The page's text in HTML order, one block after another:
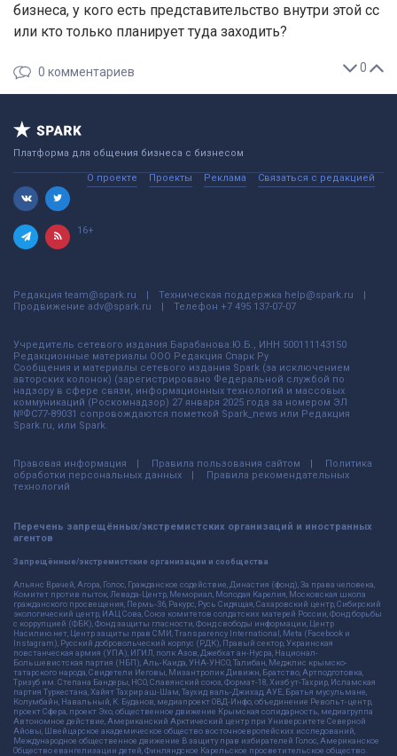
бизнеса, у кого есть представительство внутри этой сс
или кто только планирует туда заходить?
0
0 комментариев
Платформа для общения бизнеса с бизнесом
О проекте Проекты Реклама Связаться с редакцией
16+
Редакция team@spark.ru Техническая поддержка help@spark.ru
Продвижение adv@spark.ru Телефон +7 495 137-07-07
Учредитель сетевого издания Барабанова.Ю.Б., ИНН 500111143150
Редакционные материалы ООО Редакция Спарк Ру
Сообщения и материалы сетевого издания Spark (за исключением
авторских колонок) (зарегистрировано Федеральной службой по
надзору в сфере связи, информационных технологий и массовых
коммуникаций (Роскомнадзор) 27 января 2025 года за номером ЭЛ
№ФС77-89031 сопровождаются пометкой Spark_news или Редакция
Spark.ru, или Spark.
Правовая информация Правила пользования сайтом
Политика
обработки персональных данных
Правила рекомендательных
технологий
Перечень запрещённых/экстремистских организаций и иностранных
агентов
Запрещённые/экстремистские организации и сообщества
Альянс Врачей, Агора, Голос, Гражданское содействие, Династия (фонд), За права человека,
Комитет против пыток, Левада-Центр, Мемориал, Молодая Карелия, Московская школа
гражданского просвещения, Пермь-36, Ракурс, Русь Сидящая, Сахаровский центр, Сибирский
экологический центр, ИАЦ Сова, Союз комитетов солдатских матерей России, Фонд борьбы
с коррупцией (ФБК), Фонд защиты гласности, Фонд свободы информации, Центр
Насилию.нет, Центр защиты прав СМИ, Transparency International, Meta (Facebook и
Instagram), Русский добровольческий корпус (РДК), Правый сектор, Украинская
повстанческая армия (УПА), ИГИЛ, полк Азов, Джебхат ан-Нусра, Национал-
Большевистская партия (НБП), Аль-Каида, УНА-УНСО, Талибан, Меджлис крымско-
татарского народа, Свидетели Иеговы, Мизантропик Дивижн, Братство, Артподготовка,
Тризуб им. Степана Бандеры, НСО, Славянский союз, Формат-18, Хизб ут-Тахрир, Исламская
партия Туркестана, Хайят Тахрир аш-Шам, Таухид валь-Джихад, АУЕ, Братья мусульмане,
Колумбайн, Навальный, К. Буданов, медиапроект ОВД-Инфо, объединение Револьт-центр,
проект Сфера, проект Эхо, общественное движение Крымская солидарность, медиагруппа
Автономное действие, Американский Арктический центр при Университете Северной
Айовы, Швейцарское академическое общество восточноевропейских исследований,
Международное общественное движение В защиту прав избирателей Голос, Американское
Общество евангелизации детей, Финляндское Карельское просветительское общество.